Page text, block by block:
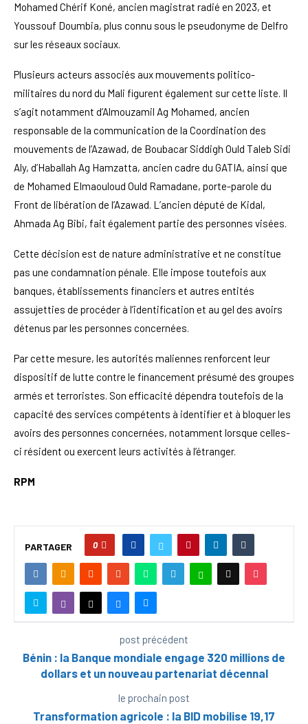
Mohamed Chérif Koné, ancien magistrat radié en 2023, et
Youssouf Doumbia, plus connu sous le pseudonyme de Delfro
sur les réseaux sociaux.
Plusieurs acteurs associés aux mouvements politico-
militaires du nord du Mali figurent également sur cette liste. Il
s’agit notamment d’Almouzamil Ag Mohamed, ancien
responsable de la communication de la Coordination des
mouvements de l’Azawad, de Boubacar Siddigh Ould Taleb Sidi
Aly, d’Haballah Ag Hamzatta, ancien cadre du GATIA, ainsi que
de Mohamed Elmaouloud Ould Ramadane, porte-parole du
Front de libération de l’Azawad. L’ancien député de Kidal,
Ahmada Ag Bibi, fait également partie des personnes visées.
Cette décision est de nature administrative et ne constitue
pas une condamnation pénale. Elle impose toutefois aux
banques, établissements financiers et autres entités
assujetties de procéder à l’identification et au gel des avoirs
détenus par les personnes concernées.
Par cette mesure, les autorités maliennes renforcent leur
dispositif de lutte contre le financement présumé des groupes
armés et terroristes. Son efficacité dépendra toutefois de la
capacité des services compétents à identifier et à bloquer les
avoirs des personnes concernées, notamment lorsque celles-
ci résident ou exercent leurs activités à l’étranger.
RPM
PARTAGER 0
post précédent
Bénin : la Banque mondiale engage 320 millions de
dollars et un nouveau partenariat décennal
le prochain post
Transformation agricole : la BID mobilise 19,17